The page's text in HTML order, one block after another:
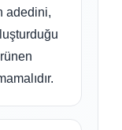
adedini,